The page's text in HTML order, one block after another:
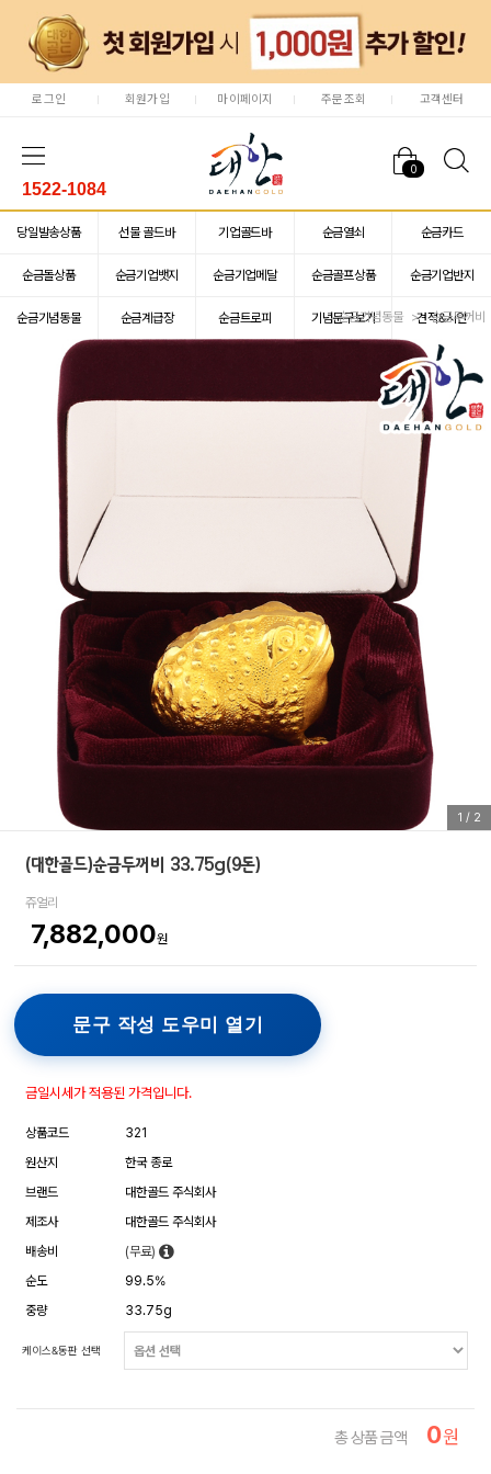
로그인 회원가입 마이페이지 주문조회 고객센터
0
1522-1084
당일발송상품 선물 골드바 기업골드바 순금열쇠 순금카드
순금돌상품 순금기업뱃지 순금기업메달 순금골프상품 순금기업반지
순금기념동물 순금계급장 순금트로피 기념문구보기 견적&시안
순금기념동물 순금두꺼비
1 / 2
(대한골드)순금두꺼비 33.75g(9돈)
쥬얼리
7,882,000원
문구 작성 도우미 열기
금일시세가 적용된 가격입니다.
상품코드
321
원산지
한국 종로
브랜드
대한골드 주식회사
제조사
대한골드 주식회사
배송비
(무료)
순도
99.5%
중량
33.75g
케이스&동판 선택
총 상품 금액 0원